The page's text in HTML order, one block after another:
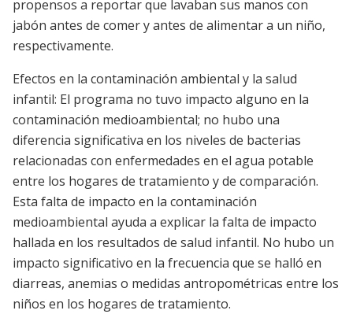
propensos a reportar que lavaban sus manos con
jabón antes de comer y antes de alimentar a un niño,
respectivamente.
Efectos en la contaminación ambiental y la salud
infantil: El programa no tuvo impacto alguno en la
contaminación medioambiental; no hubo una
diferencia significativa en los niveles de bacterias
relacionadas con enfermedades en el agua potable
entre los hogares de tratamiento y de comparación.
Esta falta de impacto en la contaminación
medioambiental ayuda a explicar la falta de impacto
hallada en los resultados de salud infantil. No hubo un
impacto significativo en la frecuencia que se halló en
diarreas, anemias o medidas antropométricas entre los
niños en los hogares de tratamiento.